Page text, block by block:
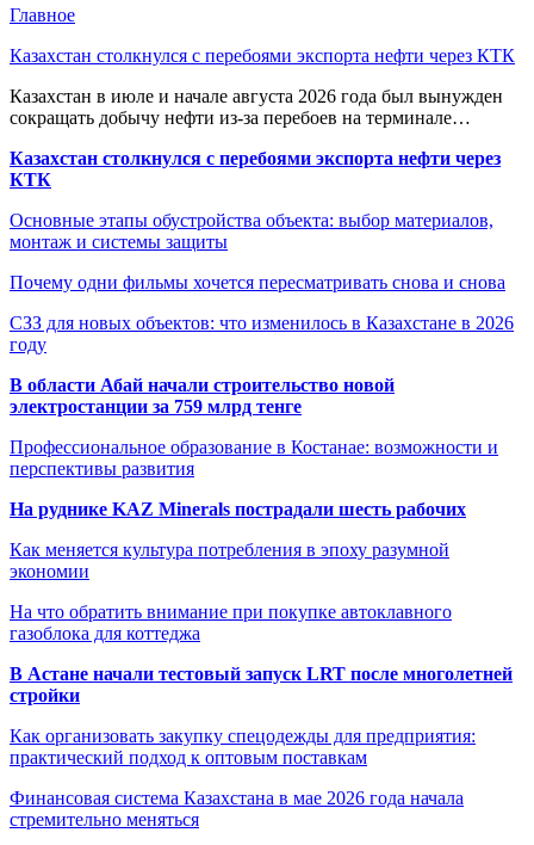
Главное
Казахстан столкнулся с перебоями экспорта нефти через КТК
Казахстан в июле и начале августа 2026 года был вынужден
сокращать добычу нефти из-за перебоев на терминале…
Казахстан столкнулся с перебоями экспорта нефти через
КТК
Основные этапы обустройства объекта: выбор материалов,
монтаж и системы защиты
Почему одни фильмы хочется пересматривать снова и снова
СЗЗ для новых объектов: что изменилось в Казахстане в 2026
году
В области Абай начали строительство новой
электростанции за 759 млрд тенге
Профессиональное образование в Костанае: возможности и
перспективы развития
На руднике KAZ Minerals пострадали шесть рабочих
Как меняется культура потребления в эпоху разумной
экономии
На что обратить внимание при покупке автоклавного
газоблока для коттеджа
В Астане начали тестовый запуск LRT после многолетней
стройки
Как организовать закупку спецодежды для предприятия:
практический подход к оптовым поставкам
Финансовая система Казахстана в мае 2026 года начала
стремительно меняться